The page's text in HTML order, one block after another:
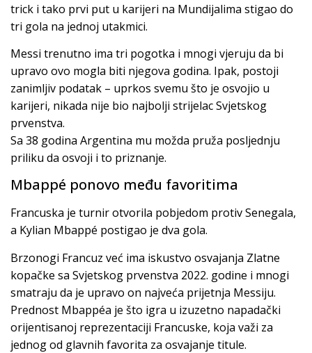
trick i tako prvi put u karijeri na Mundijalima stigao do
tri gola na jednoj utakmici.
Messi trenutno ima tri pogotka i mnogi vjeruju da bi
upravo ovo mogla biti njegova godina. Ipak, postoji
zanimljiv podatak – uprkos svemu što je osvojio u
karijeri, nikada nije bio najbolji strijelac Svjetskog
prvenstva.
Sa 38 godina Argentina mu možda pruža posljednju
priliku da osvoji i to priznanje.
Mbappé ponovo među favoritima
Francuska je turnir otvorila pobjedom protiv Senegala,
a Kylian Mbappé postigao je dva gola.
Brzonogi Francuz već ima iskustvo osvajanja Zlatne
kopačke sa Svjetskog prvenstva 2022. godine i mnogi
smatraju da je upravo on najveća prijetnja Messiju.
Prednost Mbappéa je što igra u izuzetno napadački
orijentisanoj reprezentaciji Francuske, koja važi za
jednog od glavnih favorita za osvajanje titule.